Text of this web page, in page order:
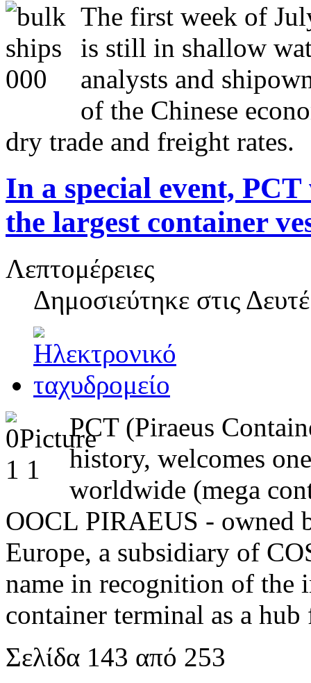
The first week of
is still in shallow
analysts and
of the Chinese
dry trade and freight rates.
In a special event,
the largest container
Λεπτομέρειες
Δημοσιεύτηκε στις
PCT (Piraeus
history, welcomes
worldwide (mega
OOCL PIRAEUS - owned
Europe, a subsidiary of
name in recognition of the
container terminal as a
Σελίδα 143 από 253